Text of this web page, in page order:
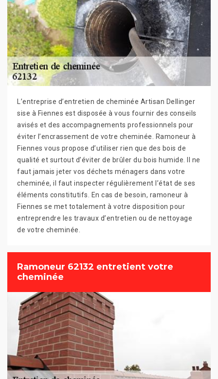
L’entreprise d’entretien de cheminée Artisan Dellinger
sise à Fiennes est disposée à vous fournir des conseils
avisés et des accompagnements professionnels pour
éviter l’encrassement de votre cheminée. Ramoneur à
Fiennes vous propose d’utiliser rien que des bois de
qualité et surtout d’éviter de brûler du bois humide. Il ne
faut jamais jeter vos déchets ménagers dans votre
cheminée, il faut inspecter régulièrement l’état de ses
éléments constitutifs. En cas de besoin, ramoneur à
Fiennes se met totalement à votre disposition pour
entreprendre les travaux d’entretien ou de nettoyage
de votre cheminée.
Ramoneur 62132 entretient votre
cheminée